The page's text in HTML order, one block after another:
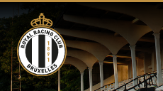
to
main
content